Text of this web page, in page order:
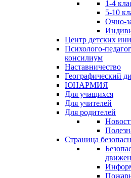
1-4
5-10
Очно-
Центр детских
Психолого-
консилиум
Наставничество
Географический
ЮНАРМИЯ
Для учащихся
Для учителей
Для родителей
Страница